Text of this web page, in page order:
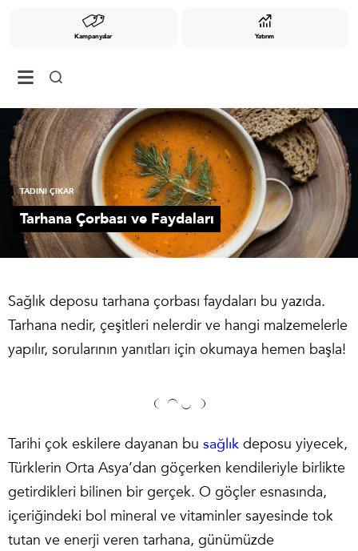
Kampanyalar Yatırım
TADINI ÇIKAR
Tarhana Çorbası ve Faydaları
Sağlık deposu tarhana çorbası faydaları bu yazıda.
Tarhana nedir, çeşitleri nelerdir ve hangi malzemelerle
yapılır, sorularının yanıtları için okumaya hemen başla!
Tarihi çok eskilere dayanan bu sağlık deposu yiyecek,
Türklerin Orta Asya’dan göçerken kendileriyle birlikte
getirdikleri bilinen bir gerçek. O göçler esnasında,
içeriğindeki bol mineral ve vitaminler sayesinde tok
tutan ve enerji veren tarhana, günümüzde